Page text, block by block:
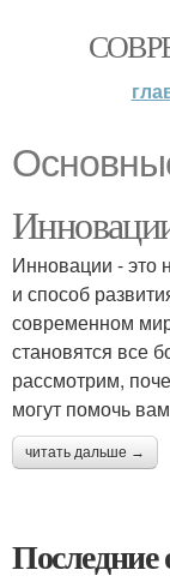
Инновации - это
и способ
современном
становятся все
рассмотрим,
могут помочь
читать дальше →
Последние